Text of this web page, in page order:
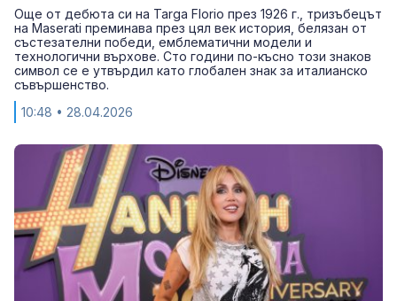
Още от дебюта си на Targa Florio през 1926 г., тризъбецът
на Maserati преминава през цял век история, белязан от
състезателни победи, емблематични модели и
технологични върхове. Сто години по-късно този знаков
символ се е утвърдил като глобален знак за италианско
съвършенство.
10:48 • 28.04.2026